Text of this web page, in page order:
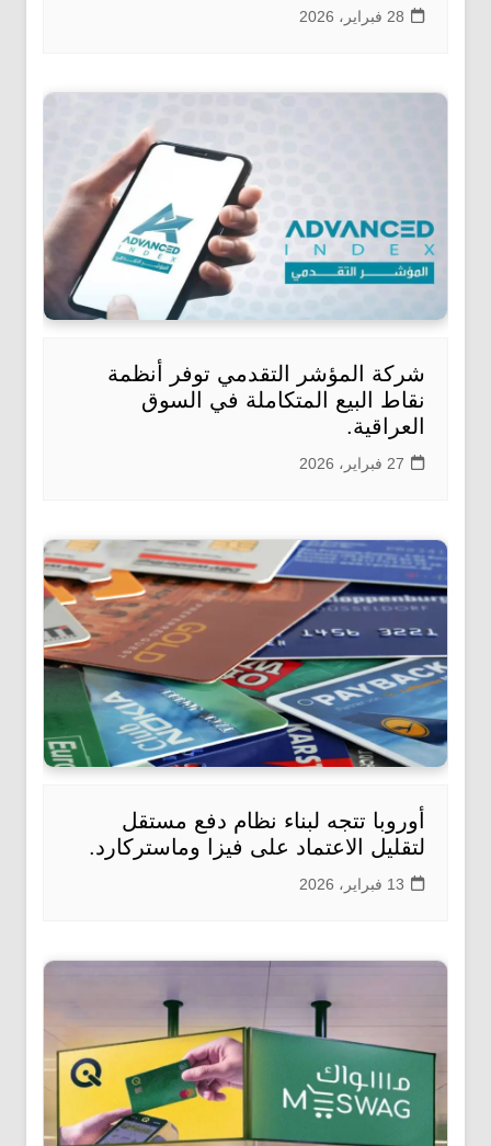
28 فبراير، 2026
شركة المؤشر التقدمي توفر أنظمة
نقاط البيع المتكاملة في السوق
العراقية.
27 فبراير، 2026
أوروبا تتجه لبناء نظام دفع مستقل
لتقليل الاعتماد على فيزا وماستركارد.
13 فبراير، 2026